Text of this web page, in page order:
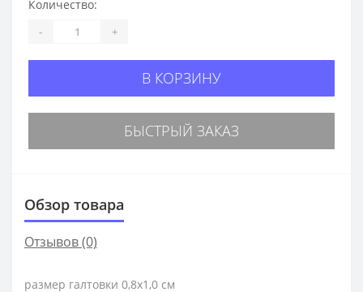
Количество:
- +
В КОРЗИНУ
БЫСТРЫЙ ЗАКАЗ
Обзор товара
Отзывов (0)
размер галтовки 0,8х1,0 см